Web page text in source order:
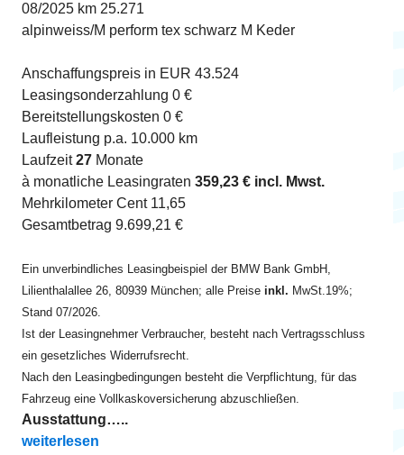
08/2025 km 25.271
alpinweiss/M perform tex schwarz M Keder
Anschaffungspreis in EUR 43.524
Leasingsonderzahlung 0 €
Bereitstellungskosten 0 €
Laufleistung p.a. 10.000 km
Laufzeit27 Monate
à monatliche Leasingraten 359,23 € incl. Mwst.
Mehrkilometer Cent 11,65
Gesamtbetrag 9.699,21 €
Ein unverbindliches Leasingbeispiel der BMW Bank GmbH,
Lilienthalallee 26, 80939 München; alle Preise inkl. MwSt.19%;
Stand 07/2026.
Ist der Leasingnehmer Verbraucher, besteht nach Vertragsschluss
ein gesetzliches Widerrufsrecht.
Nach den Leasingbedingungen besteht die Verpflichtung, für das
Fahrzeug eine Vollkaskoversicherung abzuschließen.
Ausstattung…..
„330i xDrive Touring ab EUR 360“
weiterlesen